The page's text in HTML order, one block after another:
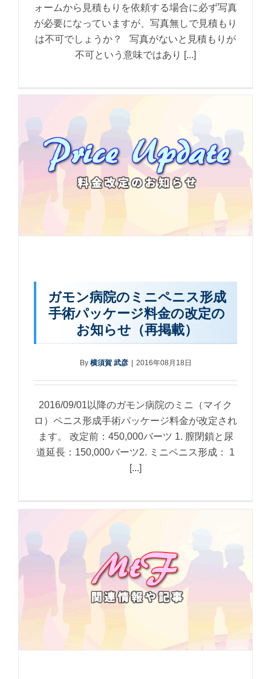
ォームから見積もりを依頼する場合に必ず写真
が必要になっていますが、写真無しで見積もり
は不可でしょうか？ 写真がないと見積もりが
不可という意味ではあり [...]
ガモン病院のミニペニス形成
手術パッケージ料金の改定の
お知らせ（再掲載）
By 横須賀 武彦 2016年08月18日
2016/09/01以降のガモン病院のミニ（マイク
ロ）ペニス形成手術パッケージ料金が改定され
ます。 改定前：450,000バーツ 1. 膣閉鎖と尿
道延長：150,000バーツ2. ミニペニス形成： 1
[...]